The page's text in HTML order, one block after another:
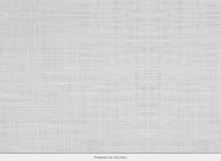
Powered by AirLibro.